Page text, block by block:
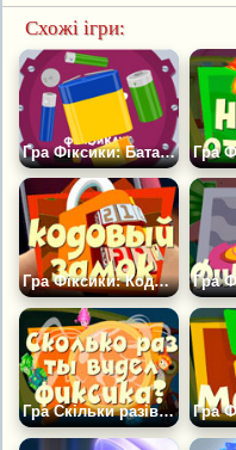
Схожі ігри:
Гра Фіксики: Батарейки
Гра Фіксики: Кодовий Замок
Гра Скільки разів Ти бачив Фіксика?